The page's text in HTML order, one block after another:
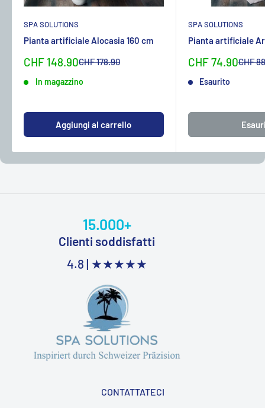
SPA SOLUTIONS
Pianta artificiale Alocasia 160 cm
Sonderpreis
CHF 148.90Normalpreis
CHF 178.90
In magazzino
Aggiungi al carrello
SPA SOLUTIONS
Pianta artificiale
Sonderpreis
CHF 74.90CHF
Esaurito
15.000+
Clienti soddisfatti
4.8 | ★★★★★
CONTATTATECI